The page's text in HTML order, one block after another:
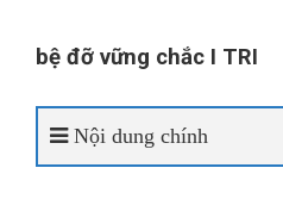
bệ đỡ vững chắc I TRI
Nội dung chính